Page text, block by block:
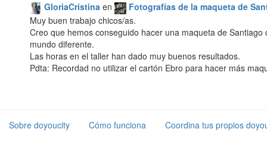
GloriaCristina en
Fotografías de la maqueta de
Muy buen trabajo chicos/as.
Creo que hemos conseguido hacer una maqueta de
mundo diferente.
Las horas en el taller han dado muy buenos resultados.
Pdta: Recordad no utilizar el cartón Ebro para hacer más
Sobre doyoucity Cómo funciona Coordina tus propios